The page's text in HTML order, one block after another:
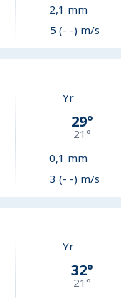
2,1 mm
5 (- -) m/s
Yr
29°
21°
0,1 mm
3 (- -) m/s
Yr
32°
21°